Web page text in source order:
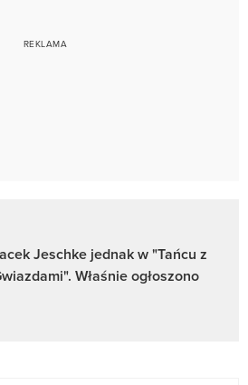
Jeschke jednak w "Tańcu z
Właśnie ogłoszono